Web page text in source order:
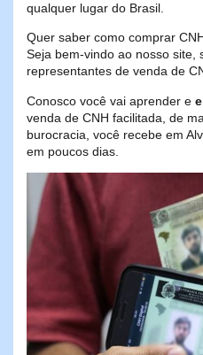
qualquer lugar do Brasil.
Quer saber como comprar
Seja bem-vindo ao nosso site,
representantes de venda de
Conosco você vai aprender e
venda de CNH facilitada, de
burocracia, você recebe em
em poucos dias.